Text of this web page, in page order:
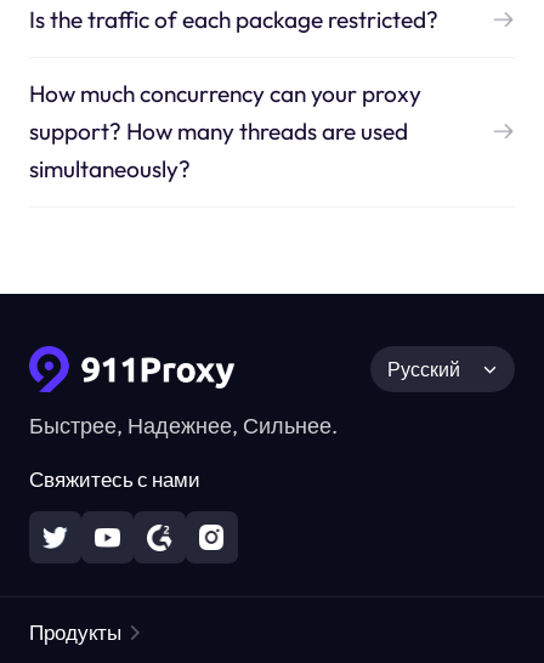
Is the traffic of each package restricted?
How much concurrency can your proxy
support? How many threads are used
simultaneously?
Быстрее, Надежнее, Сильнее.
Свяжитесь с нами
Русский
Продукты